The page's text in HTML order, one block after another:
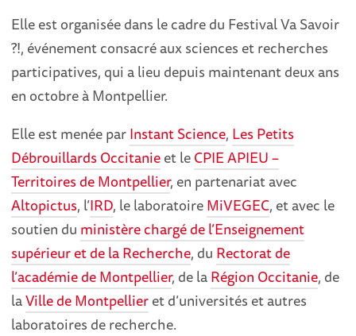
Elle est organisée dans le cadre du Festival Va Savoir
?!, événement consacré aux sciences et recherches
participatives, qui a lieu depuis maintenant deux ans
en octobre à Montpellier.
Elle est menée parInstant Science, Les Petits
Débrouillards Occitanieet leCPIE APIEU –
Territoires de Montpellier, en partenariat avec
Altopictus, l’IRD, le laboratoireMiVEGEC, et avec le
soutien du ministère chargé de l’Enseignement
supérieur et de la Recherche, du Rectorat de
l’académie de Montpellier, de laRégion Occitanie, de
laVille de Montpellieret d’universités et autres
laboratoires de recherche.